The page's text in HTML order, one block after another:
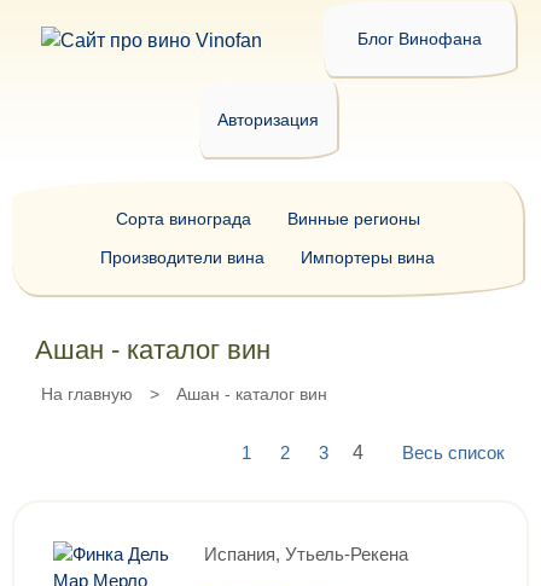
Блог Винофана
Авторизация
Ашан - каталог вин
На главную > Ашан - каталог вин
1 2 3 4 Весь список
Испания, Утьель-Рекена
Сорта винограда
Винные регионы
Производители вина
Импортеры вина